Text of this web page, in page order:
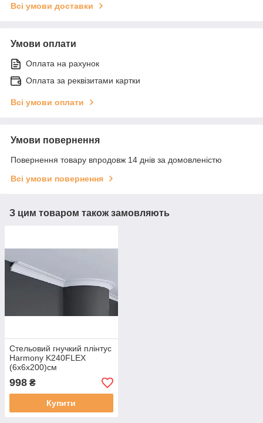
Всі умови доставки
Умови оплати
Оплата на рахунок
Оплата за реквізитами картки
Всі умови оплати
Умови повернення
Повернення товару впродовж 14 днів за домовленістю
Всі умови повернення
З цим товаром також замовляють
Стельовий гнучкий плінтус
Harmony K240FLEX
(6х6х200)см
998 ₴
Купити